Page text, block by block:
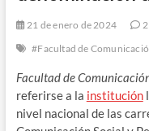
21 de enero de 2024
#Facultad de
Facultad de
referirse a la institución
nivel nacional de las